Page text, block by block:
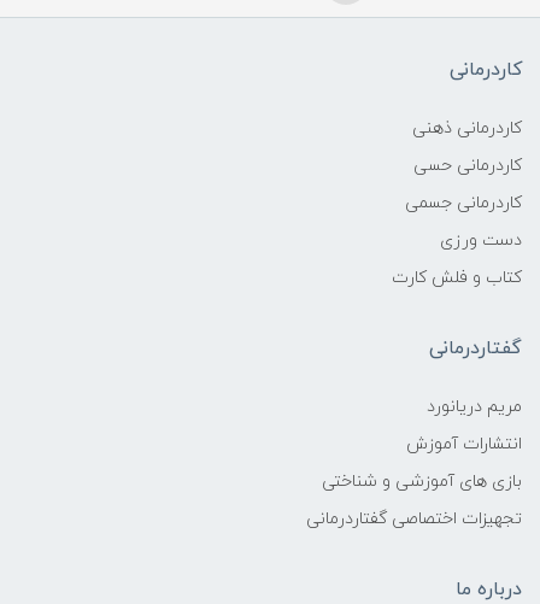
کاردرمانی
کاردرمانی ذهنی
کاردرمانی حسی
کاردرمانی جسمی
دست ورزی
کتاب و فلش کارت
گفتاردرمانی
مریم دریانورد
انتشارات آموزش
بازی های آموزشی و شناختی
تجهیزات اختصاصی گفتاردرمانی
درباره ما